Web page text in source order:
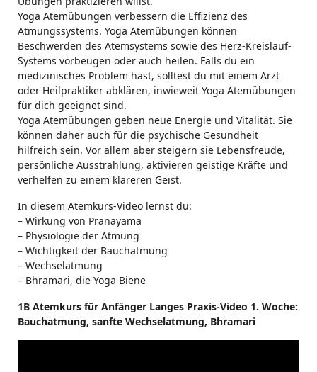
Yoga Atemübungen verbessern die Effizienz des
Atmungssystems. Yoga Atemübungen können
Beschwerden des Atemsystems sowie des Herz-Kreislauf-
Systems vorbeugen oder auch heilen. Falls du ein
medizinisches Problem hast, solltest du mit einem Arzt
oder Heilpraktiker abklären, inwieweit Yoga Atemübungen
für dich geeignet sind.
Yoga Atemübungen geben neue Energie und Vitalität. Sie
können daher auch für die psychische Gesundheit
hilfreich sein. Vor allem aber steigern sie Lebensfreude,
persönliche Ausstrahlung, aktivieren geistige Kräfte und
verhelfen zu einem klareren Geist.
In diesem Atemkurs-Video lernst du:
– Wirkung von Pranayama
– Physiologie der Atmung
– Wichtigkeit der Bauchatmung
– Wechselatmung
– Bhramari, die Yoga Biene
1B Atemkurs für Anfänger Langes Praxis-Video 1. Woche:
Bauchatmung, sanfte Wechselatmung, Bhramari